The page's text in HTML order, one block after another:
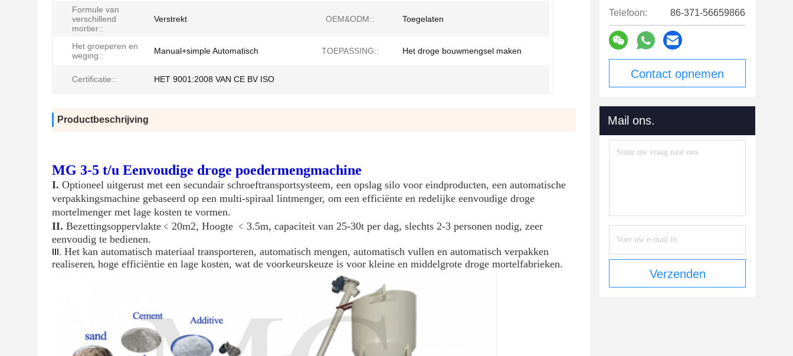
Formule van
verschillend
mortier::
Verstrekt OEM&ODM:: Toegelaten
Het groeperen en
weging::
Manual+simple Automatisch TOEPASSING:: Het droge bouwmengsel maken
Certificatie:: HET 9001:2008 VAN CE BV ISO
Productbeschrijving
MG 3-5 t/u Eenvoudige droge poedermengmachine
I. Optioneel uitgerust met een secundair schroeftransportsysteem, een opslag silo voor eindproducten, een automatische
verpakkingsmachine gebaseerd op een multi-spiraal lintmenger, om een efficiënte en redelijke eenvoudige droge
mortelmenger met lage kosten te vormen.
II. Bezettingsoppervlakte ﹤20m2, Hoogte ﹤3.5m, capaciteit van 25-30t per dag, slechts 2-3 personen nodig, zeer
eenvoudig te bedienen.
III. Het kan automatisch materiaal transporteren, automatisch mengen, automatisch vullen en automatisch verpakken
realiseren, hoge efficiëntie en lage kosten, wat de voorkeurskeuze is voor kleine en middelgrote droge mortelfabrieken.
Telefoon: 86-371-56659866
Contact opnemen
Mail ons.
Verzenden